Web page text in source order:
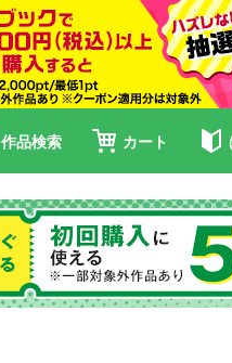
作品検索 カート